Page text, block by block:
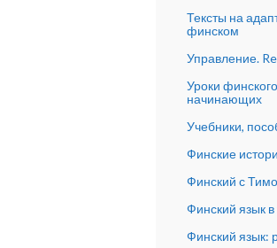
Тексты на
финском
Управление.
Уроки
начинающих
Учебники,
Финские
Финский с
Финский язык
Финский язык: